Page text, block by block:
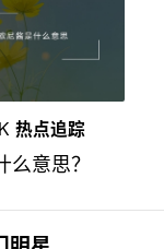
热点追踪
么意思？